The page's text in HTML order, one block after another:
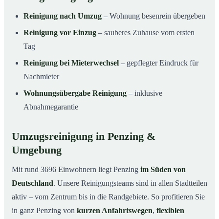
Reinigung nach Umzug – Wohnung besenrein übergeben
Reinigung vor Einzug – sauberes Zuhause vom ersten
Tag
Reinigung bei Mieterwechsel – gepflegter Eindruck für
Nachmieter
Wohnungsübergabe Reinigung – inklusive
Abnahmegarantie
Umzugsreinigung in Penzing &
Umgebung
Mit rund 3696 Einwohnern liegt Penzing im Süden von
Deutschland. Unsere Reinigungsteams sind in allen Stadtteilen
aktiv – vom Zentrum bis in die Randgebiete. So profitieren Sie
in ganz Penzing von kurzen Anfahrtswegen, flexiblen